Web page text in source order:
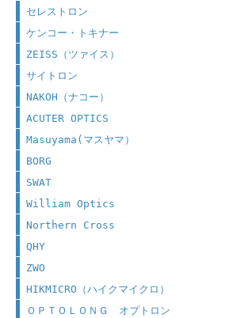
セレストロン
ケンコー・トキナー
ZEISS（ツァイス）
サイトロン
NAKOH（ナコー）
ACUTER OPTICS
Masuyama(マスヤマ）
BORG
SWAT
William Optics
Northern Cross
QHY
ZWO
HIKMICRO（ハイクマイクロ）
ＯＰＴＯＬＯＮＧ オプトロン